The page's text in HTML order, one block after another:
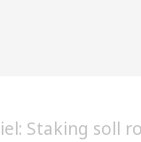
Staking soll